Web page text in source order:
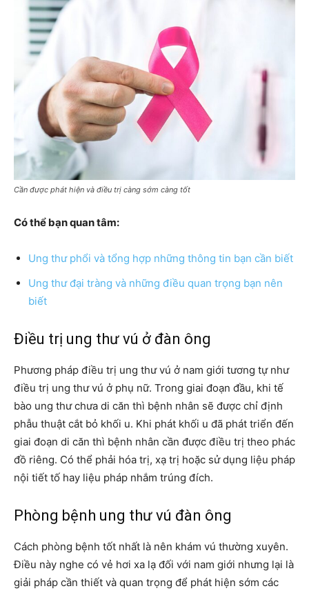
Cần được phát hiện và điều trị càng sớm càng tốt
Có thể bạn quan tâm:
Ung thư phổi và tổng hợp những thông tin bạn cần biết
Ung thư đại tràng và những điều quan trọng bạn nên
biết
Điều trị ung thư vú ở đàn ông
Phương pháp điều trị ung thư vú ở nam giới tương tự như
điều trị ung thư vú ở phụ nữ. Trong giai đoạn đầu, khi tế
bào ung thư chưa di căn thì bệnh nhân sẽ được chỉ định
phẫu thuật cắt bỏ khối u. Khi phát khối u đã phát triển đến
giai đoạn di căn thì bệnh nhân cần được điều trị theo phác
đồ riêng. Có thể phải hóa trị, xạ trị hoặc sử dụng liệu pháp
nội tiết tố hay liệu pháp nhắm trúng đích.
Phòng bệnh ung thư vú đàn ông
Cách phòng bệnh tốt nhất là nên khám vú thường xuyên.
Điều này nghe có vẻ hơi xa lạ đối với nam giới nhưng lại là
giải pháp cần thiết và quan trọng để phát hiện sớm các